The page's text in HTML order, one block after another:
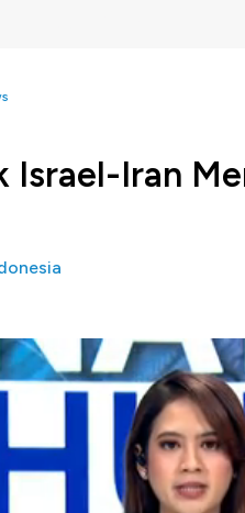
Iran
Penguasa Lebanon,
Qassem berkomentar
tidak terlibat dalam perang.
Nation Hub CNBC